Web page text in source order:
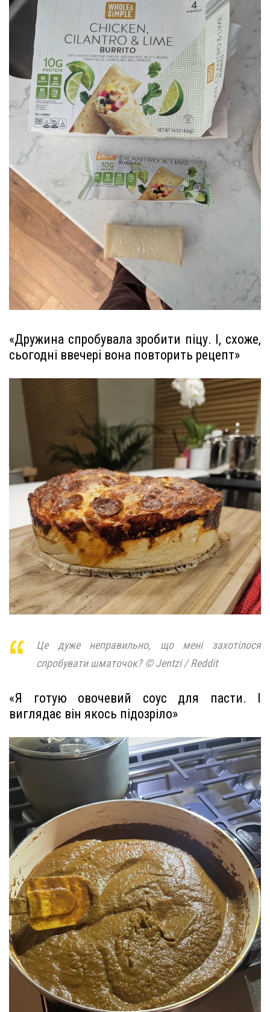
«Дружина спробувала зробити піцу. І, схоже,
сьогодні ввечері вона повторить рецепт»
Це дуже неправильно, що мені захотілося
спробувати шматочок? © Jentzi / Reddit
«Я готую овочевий соус для пасти. І
виглядає він якось підозріло»